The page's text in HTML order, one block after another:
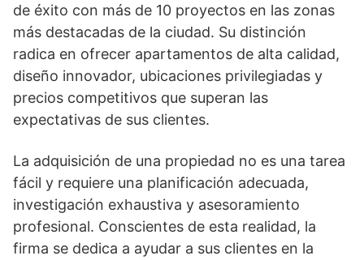
de éxito con más de 10 proyectos en las zonas
más destacadas de la ciudad. Su distinción
radica en ofrecer apartamentos de alta calidad,
diseño innovador, ubicaciones privilegiadas y
precios competitivos que superan las
expectativas de sus clientes.
La adquisición de una propiedad no es una tarea
fácil y requiere una planificación adecuada,
investigación exhaustiva y asesoramiento
profesional. Conscientes de esta realidad, la
firma se dedica a ayudar a sus clientes en la